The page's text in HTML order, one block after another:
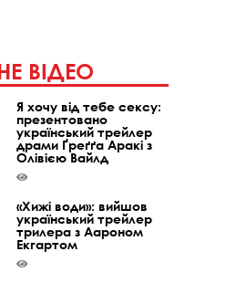
ВІДЕО
Я хочу від тебе сексу:
презентовано
український трейлер
драми Ґреґґа Аракі з
Олівією Вайлд
«Хижі води»: вийшов
український трейлер
трилера з Аароном
Екгартом